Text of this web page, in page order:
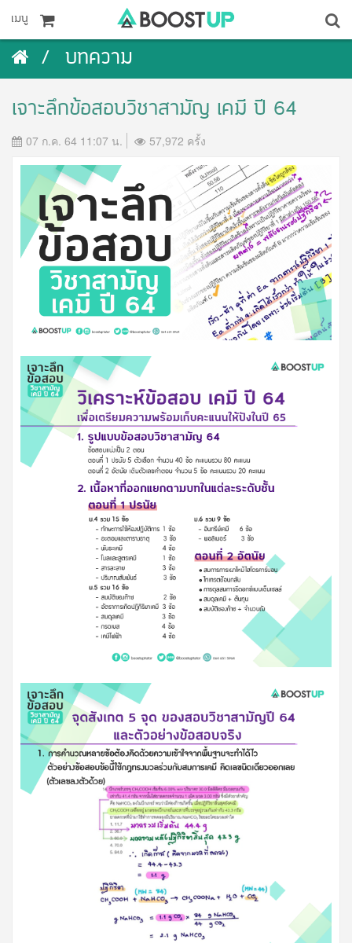
เมนู
บทความ
เจาะลึกข้อสอบวิชาสามัญ เคมี ปี 64
07 ก.ค. 64 11:07 น. 57,972 ครั้ง